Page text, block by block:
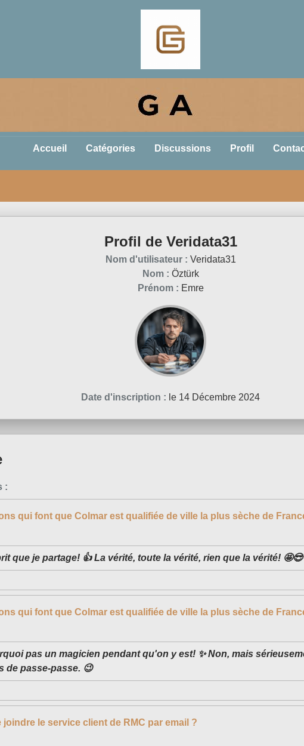
Accueil Catégories Discussions Profil
Profil de Veridata31
Nom d'utilisateur : Veridata31
Nom : Öztürk
Prénom : Emre
Date d'inscription : le 14 Décembre 2024
:
qui font que Colmar est qualifiée de ville la plus sèche de
que je partage! 👍 La vérité, toute la vérité, rien que la vérité! 🤩😎
qui font que Colmar est qualifiée de ville la plus sèche de
pas un magicien pendant qu'on y est! ✨ Non, mais
de passe-passe. 😉
joindre le service client de RMC par email ?